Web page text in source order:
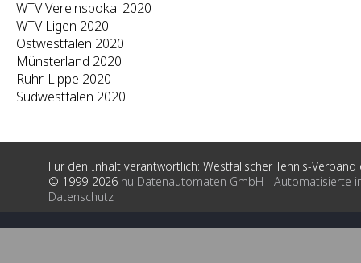
WTV Vereinspokal 2020
WTV Ligen 2020
Ostwestfalen 2020
Münsterland 2020
Ruhr-Lippe 2020
Südwestfalen 2020
Für den Inhalt verantwortlich: Westfälischer Tennis-Verband
© 1999-2026 nu Datenautomaten GmbH - Automatisierte
Datenschutz